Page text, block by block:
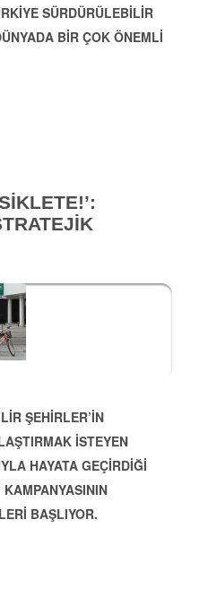
SÜRDÜRÜLEBİLİR
BİR ÇOK ÖNEMLİ
ŞEHİRLER’İN
İSTEYEN
HAYATA GEÇİRDİĞİ
KAMPANYASININ
BAŞLIYOR.